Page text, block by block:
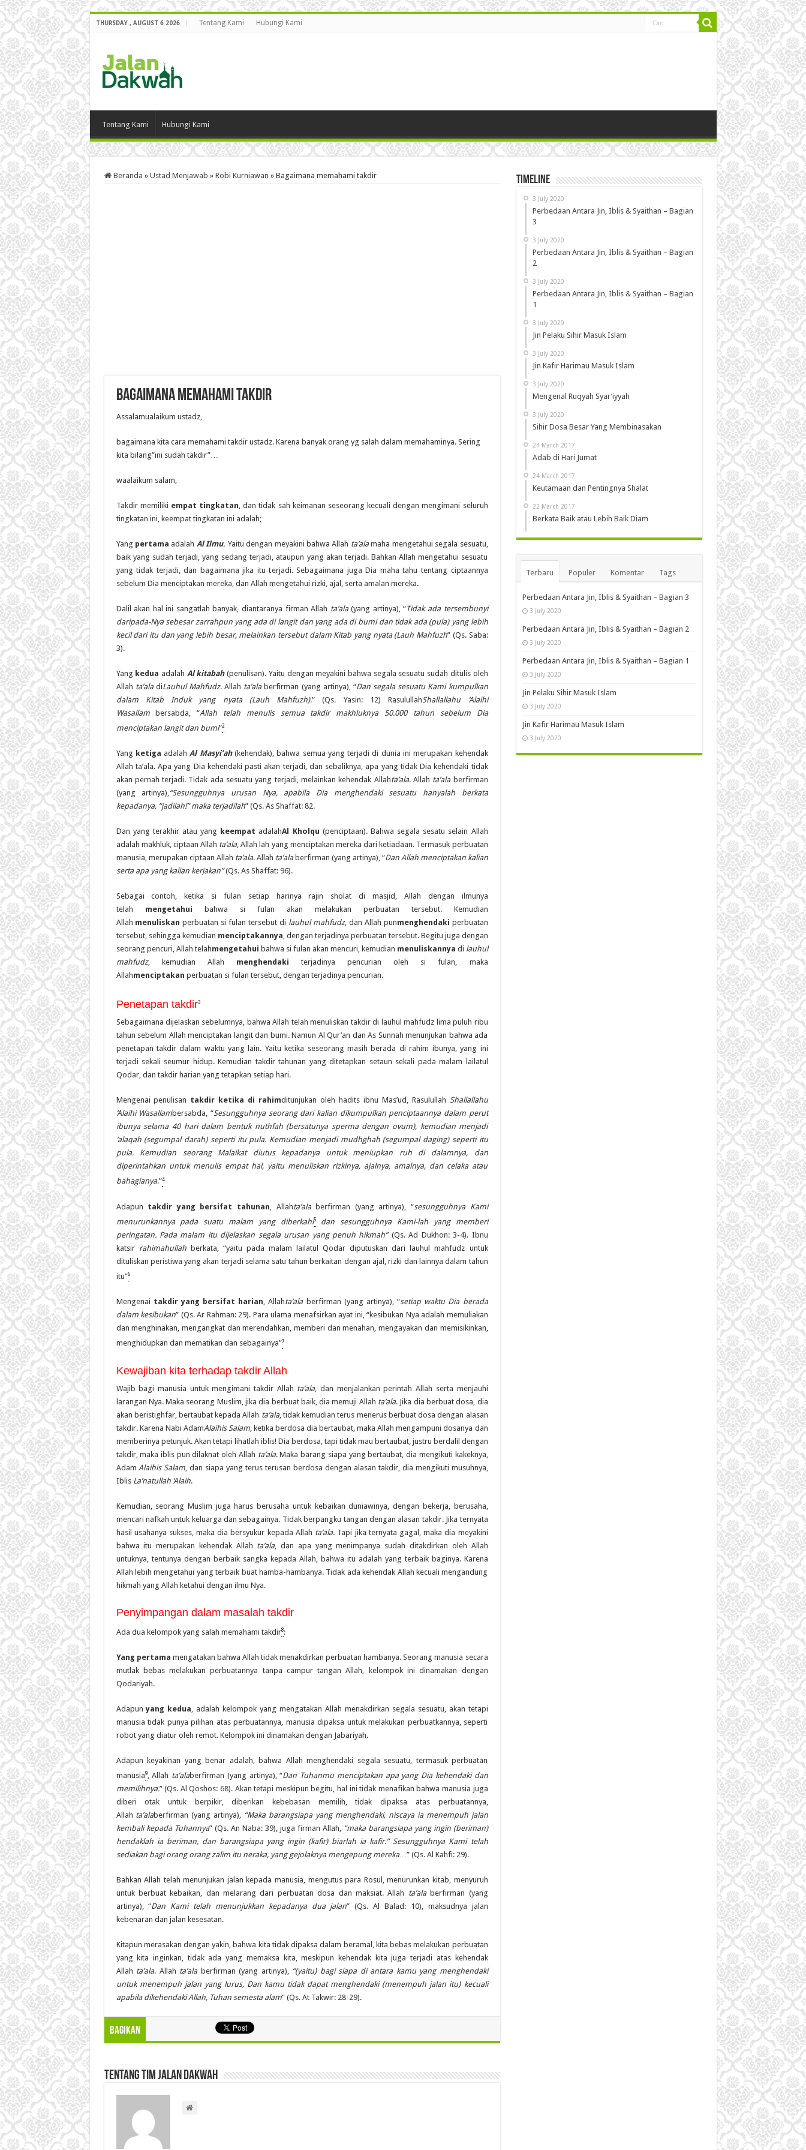
THURSDAY , AUGUST 6 2026 Tentang Kami Hubungi Kami
Tentang Kami Hubungi Kami
Beranda » Ustad Menjawab » Robi Kurniawan » Bagaimana memahami takdir
Bagaimana memahami takdir
Assalamualaikum ustadz,
bagaimana kita cara memahami takdir ustadz. Karena banyak orang yg salah dalam memahaminya. Sering
kita bilang”ini sudah takdir”…
waalaikum salam,
Takdir memiliki empat tingkatan, dan tidak sah keimanan seseorang kecuali dengan mengimani seluruh
tingkatan ini, keempat tingkatan ini adalah;
Yang pertama adalah Al Ilmu. Yaitu dengan meyakini bahwa Allah ta’alamaha mengetahui segala sesuatu,
baik yang sudah terjadi, yang sedang terjadi, ataupun yang akan terjadi. Bahkan Allah mengetahui sesuatu
yang tidak terjadi, dan bagaimana jika itu terjadi. Sebagaimana juga Dia maha tahu tentang ciptaannya
sebelum Dia menciptakan mereka, dan Allah mengetahui rizki, ajal, serta amalan mereka.
Dalil akan hal ini sangatlah banyak, diantaranya firman Allah ta’ala(yang artinya), “Tidak ada tersembunyi
daripada-Nya sebesar zarrahpun yang ada di langit dan yang ada di bumi dan tidak ada (pula) yang lebih
kecil dari itu dan yang lebih besar, melainkan tersebut dalam Kitab yang nyata (Lauh Mahfuzh” (Qs. Saba:
3).
Yang kedua adalah Al kitabah(penulisan). Yaitu dengan meyakini bahwa segala sesuatu sudah ditulis oleh
Allah ta’aladiLauhul Mahfudz. Allah ta’alaberfirman (yang artinya), “Dan segala sesuatu Kami kumpulkan
dalam Kitab Induk yang nyata (Lauh Mahfuzh).” (Qs. Yasin: 12) RasulullahShallallahu ‘Alaihi
Wasallambersabda, “Allah telah menulis semua takdir makhluknya 50.000 tahun sebelum Dia
menciptakan langit dan bumi”2
Yang ketiga adalahAl Masyi’ah(kehendak), bahwa semua yang terjadi di dunia ini merupakan kehendak
Allah ta’ala. Apa yang Dia kehendaki pasti akan terjadi, dan sebaliknya, apa yang tidak Dia kehendaki tidak
akan pernah terjadi. Tidak ada sesuatu yang terjadi, melainkan kehendak Allahta’ala. Allah ta’alaberfirman
(yang artinya),“Sesungguhnya urusan Nya, apabila Dia menghendaki sesuatu hanyalah berkata
kepadanya, “jadilah!” maka terjadilah” (Qs. As Shaffat: 82.
Dan yang terakhir atau yang keempat adalahAl Kholqu (penciptaan). Bahwa segala sesatu selain Allah
adalah makhluk, ciptaan Allah ta’ala, Allah lah yang menciptakan mereka dari ketiadaan. Termasuk perbuatan
manusia, merupakan ciptaan Allah ta’ala. Allah ta’alaberfirman (yang artinya), “Dan Allah menciptakan kalian
serta apa yang kalian kerjakan”(Qs. As Shaffat: 96).
Sebagai contoh, ketika si fulan setiap harinya rajin sholat di masjid, Allah dengan ilmunya
telah mengetahui bahwa si fulan akan melakukan perbuatan tersebut. Kemudian
Allah menuliskan perbuatan si fulan tersebut di lauhul mahfudz, dan Allah punmenghendaki perbuatan
tersebut, sehingga kemudian menciptakannya, dengan terjadinya perbuatan tersebut. Begitu juga dengan
seorang pencuri, Allah telahmengetahui bahwa si fulan akan mencuri, kemudian menuliskannya di lauhul
mahfudz, kemudian Allah menghendaki terjadinya pencurian oleh si fulan, maka
Allahmenciptakan perbuatan si fulan tersebut, dengan terjadinya pencurian.
Penetapan takdir3
Sebagaimana dijelaskan sebelumnya, bahwa Allah telah menuliskan takdir di lauhul mahfudz lima puluh ribu
tahun sebelum Allah menciptakan langit dan bumi. Namun Al Qur’an dan As Sunnah menunjukan bahwa ada
penetapan takdir dalam waktu yang lain. Yaitu ketika seseorang masih berada di rahim ibunya, yang ini
terjadi sekali seumur hidup. Kemudian takdir tahunan yang ditetapkan setaun sekali pada malam lailatul
Qodar, dan takdir harian yang tetapkan setiap hari.
Mengenai penulisan takdir ketika di rahimditunjukan oleh hadits ibnu Mas’ud, Rasulullah Shallallahu
‘Alaihi Wasallambersabda, “Sesungguhnya seorang dari kalian dikumpulkan penciptaannya dalam perut
ibunya selama 40 hari dalam bentuk nuthfah (bersatunya sperma dengan ovum), kemudian menjadi
‘alaqah (segumpal darah) seperti itu pula. Kemudian menjadi mudhghah (segumpal daging) seperti itu
pula. Kemudian seorang Malaikat diutus kepadanya untuk meniupkan ruh di dalamnya, dan
diperintahkan untuk menulis empat hal, yaitu menuliskan rizkinya, ajalnya, amalnya, dan celaka atau
bahagianya.”4
Adapun takdir yang bersifat tahunan , Allahta’alaberfirman (yang artinya), “sesungguhnya Kami
menurunkannya pada suatu malam yang diberkahi5dan sesungguhnya Kami-lah yang memberi
peringatan. Pada malam itu dijelaskan segala urusan yang penuh hikmah” (Qs. Ad Dukhon: 3-4). Ibnu
katsir rahimahullahberkata, “yaitu pada malam lailatul Qodar diputuskan dari lauhul mahfudz untuk
dituliskan peristiwa yang akan terjadi selama satu tahun berkaitan dengan ajal, rizki dan lainnya dalam tahun
itu”6
Mengenai takdir yang bersifat harian, Allahta’alaberfirman (yang artinya), “setiap waktu Dia berada
dalam kesibukan” (Qs. Ar Rahman: 29). Para ulama menafsirkan ayat ini, “kesibukan Nya adalah memuliakan
dan menghinakan, mengangkat dan merendahkan, memberi dan menahan, mengayakan dan memisikinkan,
menghidupkan dan mematikan dan sebagainya”7
Kewajiban kita terhadap takdir Allah
Wajib bagi manusia untuk mengimani takdir Allah ta’ala, dan menjalankan perintah Allah serta menjauhi
larangan Nya. Maka seorang Muslim, jika dia berbuat baik, dia memuji Allah ta’ala. Jika dia berbuat dosa, dia
akan beristighfar, bertaubat kepada Allah ta’ala, tidak kemudian terus menerus berbuat dosa dengan alasan
takdir. Karena Nabi AdamAlaihis Salam, ketika berdosa dia bertaubat, maka Allah mengampuni dosanya dan
memberinya petunjuk. Akan tetapi lihatlah iblis! Dia berdosa, tapi tidak mau bertaubat, justru berdalil dengan
takdir, maka iblis pun dilaknat oleh Allah ta’ala. Maka barang siapa yang bertaubat, dia mengikuti kakeknya,
AdamAlaihis Salam , dan siapa yang terus terusan berdosa dengan alasan takdir, dia mengikuti musuhnya,
Iblis La’natullah ‘Alaih.
Kemudian, seorang Muslim juga harus berusaha untuk kebaikan duniawinya, dengan bekerja, berusaha,
mencari nafkah untuk keluarga dan sebagainya. Tidak berpangku tangan dengan alasan takdir. Jika ternyata
hasil usahanya sukses, maka dia bersyukur kepada Allah ta’ala. Tapi jika ternyata gagal, maka dia meyakini
bahwa itu merupakan kehendak Allah ta’ala, dan apa yang menimpanya sudah ditakdirkan oleh Allah
untuknya, tentunya dengan berbaik sangka kepada Allah, bahwa itu adalah yang terbaik baginya. Karena
Allah lebih mengetahui yang terbaik buat hamba-hambanya. Tidak ada kehendak Allah kecuali mengandung
hikmah yang Allah ketahui dengan ilmu Nya.
Penyimpangan dalam masalah takdir
Ada dua kelompok yang salah memahami takdir8:
Yang pertama mengatakan bahwa Allah tidak menakdirkan perbuatan hambanya. Seorang manusia secara
mutlak bebas melakukan perbuatannya tanpa campur tangan Allah, kelompok ini dinamakan dengan
Qodariyah.
Adapunyang kedua , adalah kelompok yang mengatakan Allah menakdirkan segala sesuatu, akan tetapi
manusia tidak punya pilihan atas perbuatannya, manusia dipaksa untuk melakukan perbuatkannya, seperti
robot yang diatur oleh remot. Kelompok ini dinamakan dengan Jabariyah.
Adapun keyakinan yang benar adalah, bahwa Allah menghendaki segala sesuatu, termasuk perbuatan
manusia9, Allah ta’alaberfirman (yang artinya), “Dan Tuhanmu menciptakan apa yang Dia kehendaki dan
memilihnya.” (Qs. Al Qoshos: 68). Akan tetapi meskipun begitu, hal ini tidak menafikan bahwa manusia juga
diberi otak untuk berpikir, diberikan kebebasan memilih, tidak dipaksa atas perbuatannya,
Allah ta’alaberfirman (yang artinya), “Maka barangsiapa yang menghendaki, niscaya ia menempuh jalan
kembali kepada Tuhannya” (Qs. An Naba: 39), juga firman Allah, “maka barangsiapa yang ingin (beriman)
hendaklah ia beriman, dan barangsiapa yang ingin (kafir) biarlah ia kafir.” Sesungguhnya Kami telah
sediakan bagi orang orang zalim itu neraka, yang gejolaknya mengepung mereka…” (Qs. Al Kahfi: 29).
Bahkan Allah telah menunjukan jalan kepada manusia, mengutus para Rosul, menurunkan kitab, menyuruh
untuk berbuat kebaikan, dan melarang dari perbuatan dosa dan maksiat. Allah ta’alaberfirman (yang
artinya), “Dan Kami telah menunjukkan kepadanya dua jalan” (Qs. Al Balad: 10), maksudnya jalan
kebenaran dan jalan kesesatan.
Kitapun merasakan dengan yakin, bahwa kita tidak dipaksa dalam beramal, kita bebas melakukan perbuatan
yang kita inginkan, tidak ada yang memaksa kita, meskipun kehendak kita juga terjadi atas kehendak
Allah ta’ala. Allah ta’alaberfirman (yang artinya), “(yaitu) bagi siapa di antara kamu yang menghendaki
untuk menempuh jalan yang lurus, Dan kamu tidak dapat menghendaki (menempuh jalan itu) kecuali
apabila dikehendaki Allah, Tuhan semesta alam” (Qs. At Takwir: 28-29).
Bagikan
Tentang Tim Jalan Dakwah
Timeline
3 July 2020
Perbedaan Antara Jin, Iblis & Syaithan – Bagian
3
3 July 2020
Perbedaan Antara Jin, Iblis & Syaithan – Bagian
2
3 July 2020
Perbedaan Antara Jin, Iblis & Syaithan – Bagian
1
3 July 2020
Jin Pelaku Sihir Masuk Islam
3 July 2020
Jin Kafir Harimau Masuk Islam
3 July 2020
Mengenal Ruqyah Syar’iyyah
3 July 2020
Sihir Dosa Besar Yang Membinasakan
24 March 2017
Adab di Hari Jumat
24 March 2017
Keutamaan dan Pentingnya Shalat
22 March 2017
Berkata Baik atau Lebih Baik Diam
Terbaru Populer Komentar Tags
Perbedaan Antara Jin, Iblis & Syaithan – Bagian 3
3 July 2020
Perbedaan Antara Jin, Iblis & Syaithan – Bagian 2
3 July 2020
Perbedaan Antara Jin, Iblis & Syaithan – Bagian 1
3 July 2020
Jin Pelaku Sihir Masuk Islam
3 July 2020
Jin Kafir Harimau Masuk Islam
3 July 2020